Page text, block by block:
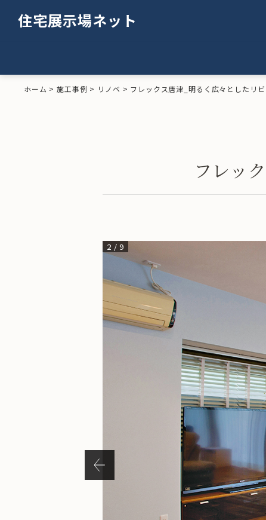
住宅展示場ネット
ホーム >施工事例 > リノベ > フレックス唐津_明るく広々としたリ
フレッ
2 /9